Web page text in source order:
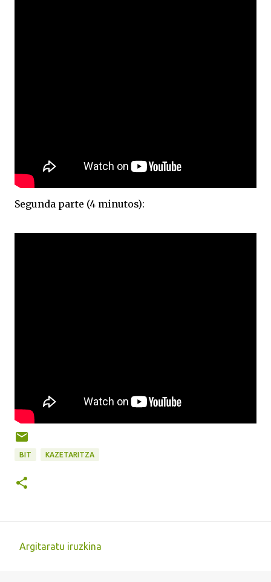
Segunda parte (4 minutos):
BIT KAZETARITZA
Argitaratu iruzkina